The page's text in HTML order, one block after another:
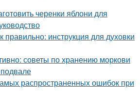
черенки яблони для
инструкция для духовки
советы по хранению моркови
распространенных ошибок при